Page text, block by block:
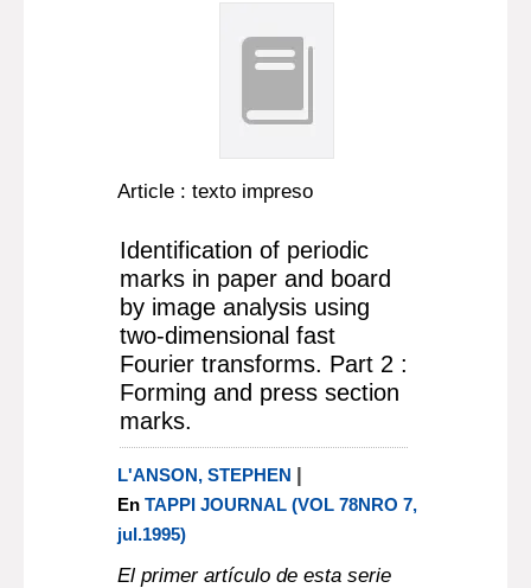
Article : texto impreso
Identification of periodic
marks in paper and board
by image analysis using
two-dimensional fast
Fourier transforms. Part 2 :
Forming and press section
marks.
L'ANSON, STEPHEN |
En TAPPI JOURNAL (VOL 78NRO 7,
jul.1995)
El primer artículo de esta serie